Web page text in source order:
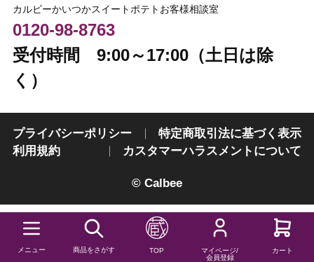
メニュー 商品をさがす TOP
マイページ/
会員登録
カート
カルビーかいつかスイートポテトお客様相談室
0120-98-8763
受付時間 9:00～17:00（土日は除
く）
プライバシーポリシー
特定商取引法に基づく表示
利用規約
カスタマーハラスメントについて
© Calbee